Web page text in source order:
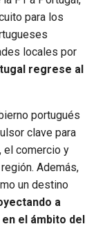
para los
locales por
regrese al
portugués
clave para
el comercio y
Además,
un destino
a
el ámbito del